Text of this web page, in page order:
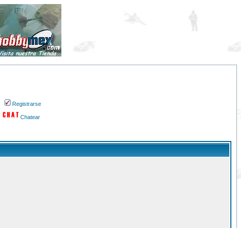
Registrarse
Chatear